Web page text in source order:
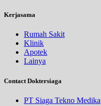
Kerjasama
Rumah Sakit
Klinik
Apotek
Lainya
Contact Doktersiaga
PT Siaga Tekno Medika